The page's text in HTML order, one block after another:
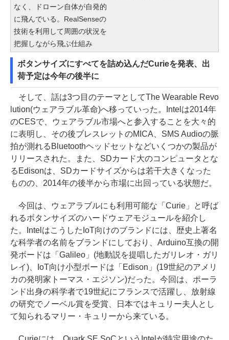
なく、ドローン自体が自発的
に飛んでいる。RealSenseの
技術を利用して周囲の状況を
把握しながら飛ぶ仕組み
ボタンサイズにすべてを詰め込んだCurieを発表、出
荷予定は今年の後半に
そして、話は3つ目のテーマとしてThe Wearable Revo
lution(ウェアラブル革命)へ移っていった。Intelは2014年
のCESで、ウェアラブル市場へと参入することを大々的
に表明し、その後ブレスレットのMICA、SMS Audioの脈
拍が測れるBluetoothヘッドセットなどいくつかの製品が
リリースされた。また、SDカード大のコンピュータとな
るEdisonは、SDカードサイズからは若干大きくなった
ものの、2014年の後半から市場に出回っている状態だ。
今回は、ウェアラブルにも利用可能な「Curie」と呼ば
れるボタンサイズのハードウェアモジュールを紹介し
た。IntelはこうしたIoT向けのブランドには、歴史上著名
な科学者の名前をブランドにしており、Arduino互換の開
発ボードは「Galileo」(地動説を提唱したガリレオ・ガリ
レイ)、IoT向け小型ボードは「Edison」(19世紀のアメリ
カの発明家トーマス・エジソン)だった。今回は、ポーラ
ンド出身の科学者で19世紀にフランスで活躍し、放射線
の研究でノーベル賞を受賞、日本ではキュリー夫人とし
て知られるマリー・キュリーから来ている。